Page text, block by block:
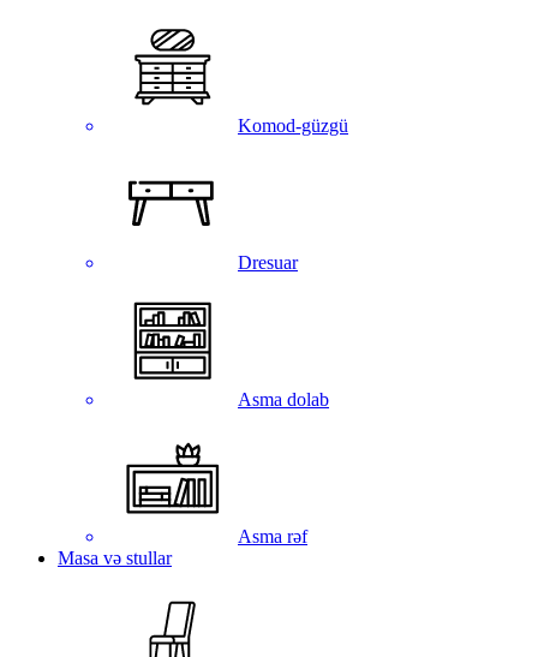
Komod-güzgü
Dresuar
Asma dolab
Asma rəf
Masa və stullar